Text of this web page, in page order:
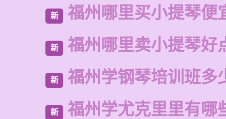
新 福州哪里买小提琴便
新 福州哪里卖小提琴好
新 福州学钢琴培训班多
新 福州学尤克里里有哪